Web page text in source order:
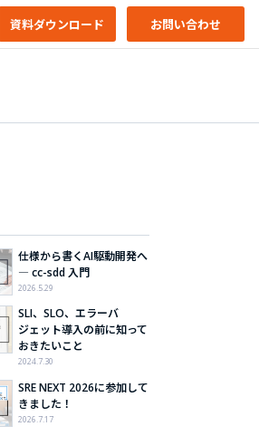
資料ダウンロード お問い合わせ
仕様から書くAI駆動開発へ
― cc-sdd 入門
2026.5.29
SLI、SLO、エラーバ
ジェット導入の前に知って
おきたいこと
2024.7.30
SRE NEXT 2026に参加して
きました！
2026.7.17